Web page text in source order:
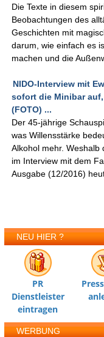
Die Texte in diesem
Beobachtungen des
Geschichten mit
darum, wie einfach es
machen und die
NIDO-Interview mit
sofort die Minibar
(FOTO) ...
Der 45-jährige
was Willensstärke
Alkohol mehr.
im Interview mit dem
Ausgabe (12/2016)
NEU HIER ?
PR
Dienstleister
eintragen
WERBUNG